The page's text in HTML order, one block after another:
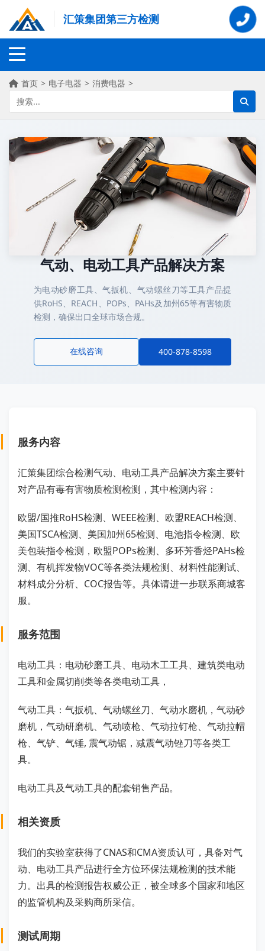
汇策集团第三方检测
首页 > 电子电器 > 消费电器 >
气动、电动工具产品解决方案
为电动砂磨工具、气扳机、气动螺丝刀等工具产品提
供RoHS、REACH、POPs、PAHs及加州65等有害物质
检测，确保出口全球市场合规。
在线咨询 400-878-8598
服务内容
汇策集团综合检测气动、电动工具产品解决方案主要针
对产品有毒有害物质检测检测，其中检测内容：
欧盟/国推RoHS检测、WEEE检测、欧盟REACH检测、
美国TSCA检测、美国加州65检测、电池指令检测、欧
美包装指令检测，欧盟POPs检测、多环芳香烃PAHs检
测、有机挥发物VOC等各类法规检测、材料性能测试、
材料成分分析、COC报告等。具体请进一步联系商城客
服。
服务范围
电动工具：电动砂磨工具、电动木工工具、建筑类电动
工具和金属切削类等各类电动工具，
气动工具：气扳机、气动螺丝刀、气动水磨机，气动砂
磨机，气动研磨机、气动喷枪、气动拉钉枪、气动拉帽
枪、气铲、气锤, 震气动锯，减震气动锉刀等各类工
具。
电动工具及气动工具的配套销售产品。
相关资质
我们的实验室获得了CNAS和CMA资质认可，具备对气
动、电动工具产品进行全方位环保法规检测的技术能
力。出具的检测报告权威公正，被全球多个国家和地区
的监管机构及采购商所采信。
测试周期